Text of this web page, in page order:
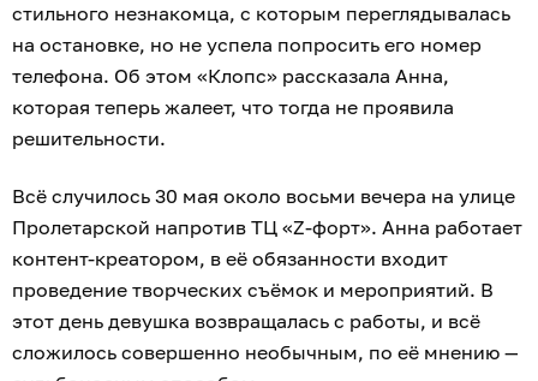
стильного незнакомца, с которым переглядывалась
на остановке, но не успела попросить его номер
телефона. Об этом «Клопс» рассказала Анна,
которая теперь жалеет, что тогда не проявила
решительности.
Всё случилось 30 мая около восьми вечера на улице
Пролетарской напротив ТЦ «Z-форт». Анна работает
контент-креатором, в её обязанности входит
проведение творческих съёмок и мероприятий. В
этот день девушка возвращалась с работы, и всё
сложилось совершенно необычным, по её мнению —